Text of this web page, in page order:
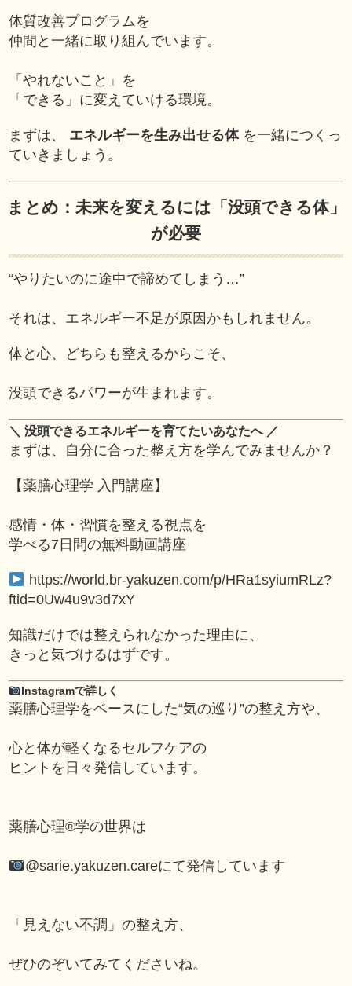
体質改善プログラムを
仲間と一緒に取り組んでいます。
「やれないこと」を
「できる」に変えていける環境。
まずは、 エネルギーを生み出せる体を一緒につくっ
ていきましょう。
まとめ：未来を変えるには「没頭できる体」
が必要
“やりたいのに途中で諦めてしまう…”
それは、エネルギー不足が原因かもしれません。
体と心、どちらも整えるからこそ、
没頭できるパワーが生まれます。
＼ 没頭できるエネルギーを育てたいあなたへ ／
まずは、自分に合った整え方を学んでみませんか？
【薬膳心理学 入門講座】
感情・体・習慣を整える視点を
学べる7日間の無料動画講座
https://world.br-yakuzen.com/p/HRa1syiumRLz?
ftid=0Uw4u9v3d7xY
知識だけでは整えられなかった理由に、
きっと気づけるはずです。
Instagramで詳しく
薬膳心理学をベースにした“気の巡り”の整え方や、
心と体が軽くなるセルフケアの
ヒントを日々発信しています。
薬膳心理®学の世界は
@sarie.yakuzen.careにて発信しています
「見えない不調」の整え方、
ぜひのぞいてみてくださいね。